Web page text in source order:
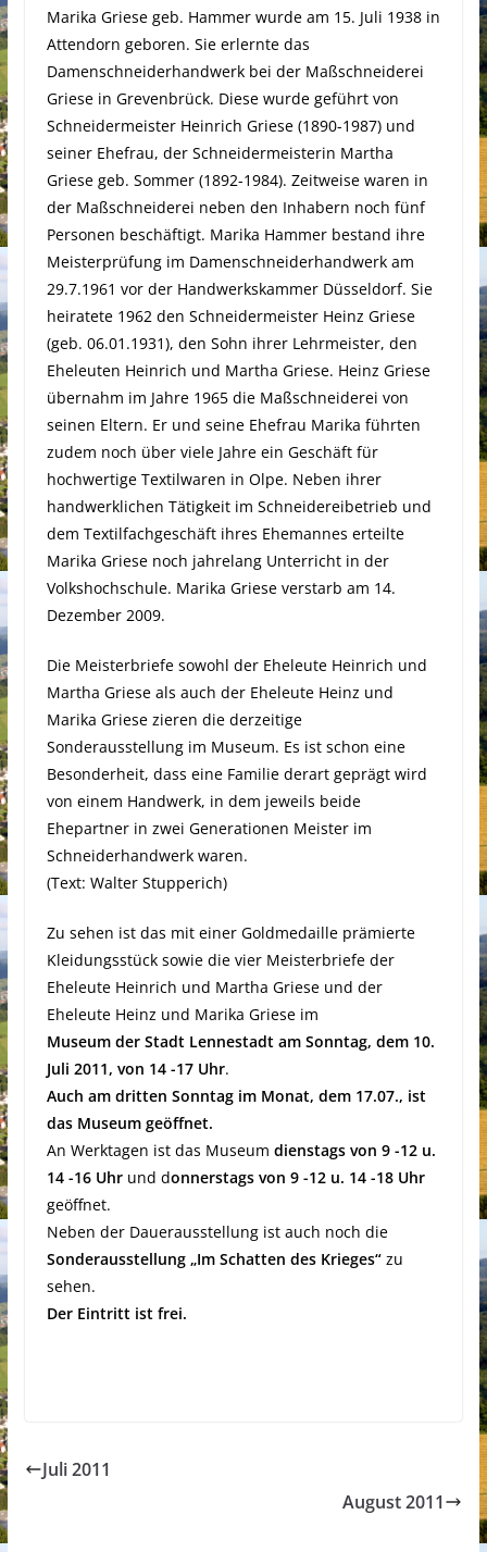
Marika Griese geb. Hammer wurde am 15. Juli 1938 in
Attendorn geboren. Sie erlernte das
Damenschneiderhandwerk bei der Maßschneiderei
Griese in Grevenbrück. Diese wurde geführt von
Schneidermeister Heinrich Griese (1890-1987) und
seiner Ehefrau, der Schneidermeisterin Martha
Griese geb. Sommer (1892-1984). Zeitweise waren in
der Maßschneiderei neben den Inhabern noch fünf
Personen beschäftigt. Marika Hammer bestand ihre
Meisterprüfung im Damenschneiderhandwerk am
29.7.1961 vor der Handwerkskammer Düsseldorf. Sie
heiratete 1962 den Schneidermeister Heinz Griese
(geb. 06.01.1931), den Sohn ihrer Lehrmeister, den
Eheleuten Heinrich und Martha Griese. Heinz Griese
übernahm im Jahre 1965 die Maßschneiderei von
seinen Eltern. Er und seine Ehefrau Marika führten
zudem noch über viele Jahre ein Geschäft für
hochwertige Textilwaren in Olpe. Neben ihrer
handwerklichen Tätigkeit im Schneidereibetrieb und
dem Textilfachgeschäft ihres Ehemannes erteilte
Marika Griese noch jahrelang Unterricht in der
Volkshochschule. Marika Griese verstarb am 14.
Dezember 2009.
Die Meisterbriefe sowohl der Eheleute Heinrich und
Martha Griese als auch der Eheleute Heinz und
Marika Griese zieren die derzeitige
Sonderausstellung im Museum. Es ist schon eine
Besonderheit, dass eine Familie derart geprägt wird
von einem Handwerk, in dem jeweils beide
Ehepartner in zwei Generationen Meister im
Schneiderhandwerk waren.
(Text: Walter Stupperich)
Zu sehen ist das mit einer Goldmedaille prämierte
Kleidungsstück sowie die vier Meisterbriefe der
Eheleute Heinrich und Martha Griese und der
Eheleute Heinz und Marika Griese im
Museum der Stadt Lennestadt am Sonntag, dem 10.
Juli 2011, von 14 -17 Uhr.
Auch am dritten Sonntag im Monat, dem 17.07., ist
das Museum geöffnet.
An Werktagen ist das Museum dienstags von 9 -12 u.
14 -16 Uhrund donnerstags von 9 -12 u. 14 -18 Uhr
geöffnet.
Neben der Dauerausstellung ist auch noch die
Sonderausstellung „Im Schatten des Krieges“zu
sehen.
Der Eintritt ist frei.
Juli 2011
August 2011